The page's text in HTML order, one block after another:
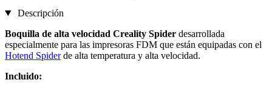
Descripción
Boquilla de alta velocidad Creality Spider desarrollada
especialmente para las impresoras FDM que están equipadas con el
Hotend Spiderde alta temperatura y alta velocidad.
Incluido: